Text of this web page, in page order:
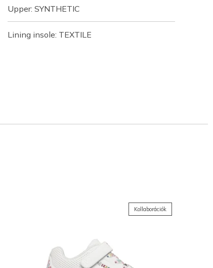
Upper: SYNTHETIC
Lining insole: TEXTILE
Kollaborációk